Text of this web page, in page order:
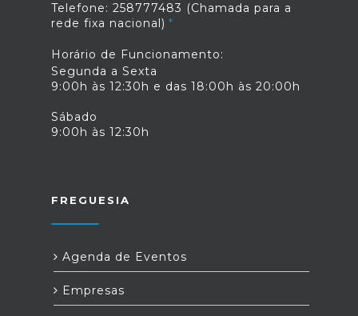
Telefone: 258777483 (Chamada para a
rede fixa nacional)
Horário de Funcionamento:
Segunda a Sexta
9:00h às 12:30h e das 18:00h às 20:00h
Sábado
9:00h às 12:30h
FREGUESIA
Agenda de Eventos
Empresas